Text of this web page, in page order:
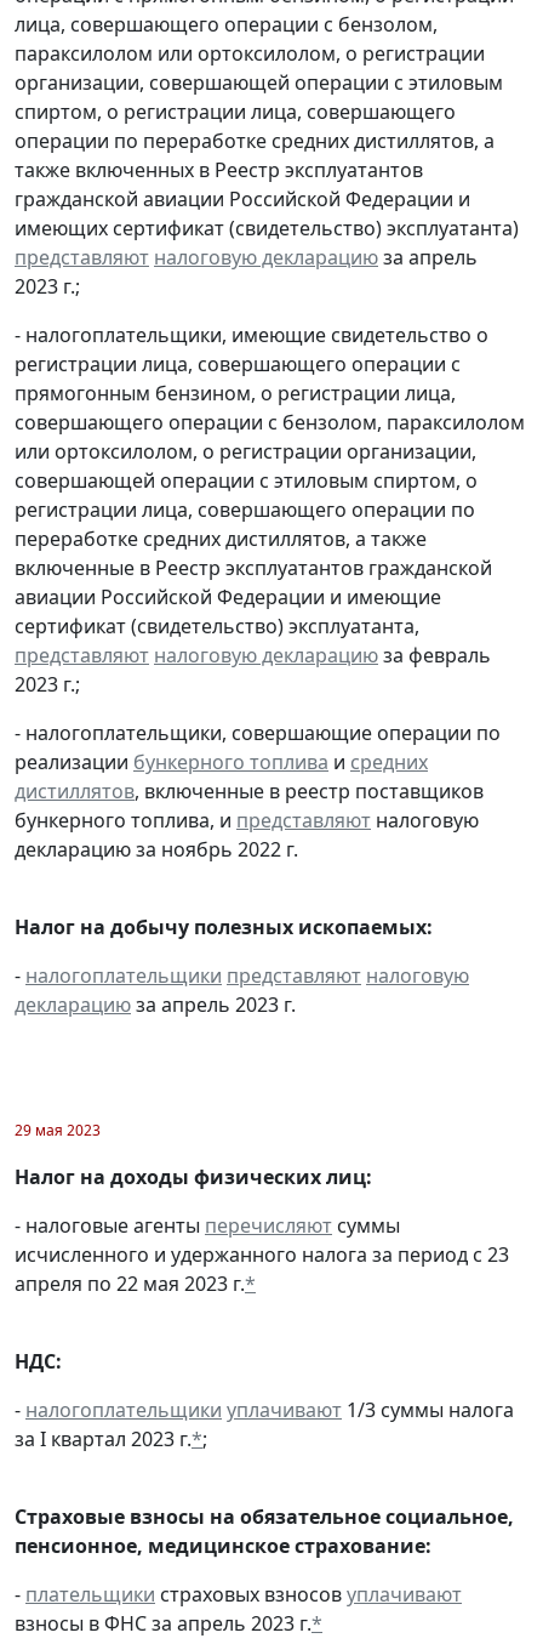
лица, совершающего операции с бензолом,
параксилолом или ортоксилолом, о регистрации
организации, совершающей операции с этиловым
спиртом, о регистрации лица, совершающего
операции по переработке средних дистиллятов, а
также включенных в Реестр эксплуатантов
гражданской авиации Российской Федерации и
имеющих сертификат (свидетельство) эксплуатанта)
представляют налоговую декларациюза апрель
2023 г.;
- налогоплательщики, имеющие свидетельство о
регистрации лица, совершающего операции с
прямогонным бензином, о регистрации лица,
совершающего операции с бензолом, параксилолом
или ортоксилолом, о регистрации организации,
совершающей операции с этиловым спиртом, о
регистрации лица, совершающего операции по
переработке средних дистиллятов, а также
включенные в Реестр эксплуатантов гражданской
авиации Российской Федерации и имеющие
сертификат (свидетельство) эксплуатанта,
представляют налоговую декларациюза февраль
2023 г.;
- налогоплательщики, совершающие операции по
реализации бункерного топлива и средних
дистиллятов, включенные в реестр поставщиков
бункерного топлива, и представляют налоговую
декларацию за ноябрь 2022 г.
Налог на добычу полезных ископаемых:
- налогоплательщики представляют налоговую
декларациюза апрель 2023 г.
29 мая 2023
Налог на доходы физических лиц:
- налоговые агенты перечисляют суммы
исчисленного и удержанного налога за период с 23
апреля по 22 мая 2023 г.*
НДС:
- налогоплательщики уплачивают 1/3 суммы налога
за I квартал 2023 г.*;
Страховые взносы на обязательное социальное,
пенсионное, медицинское страхование:
- плательщики страховых взносовуплачивают
взносы в ФНС за апрель 2023 г.*